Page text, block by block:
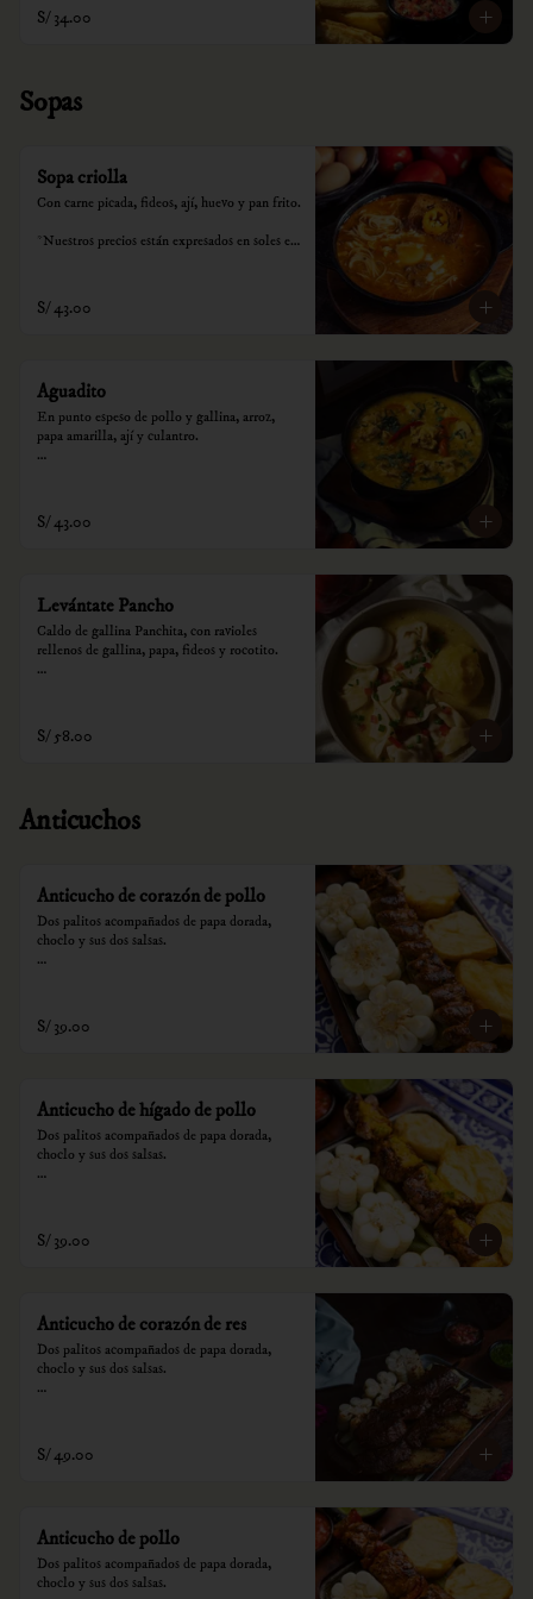
S/ 34.00
Sopas
Sopa criolla
Con carne picada, fideos, ají, huevo y pan frito.
*Nuestros precios están expresados en soles e
S/ 43.00
Aguadito
En punto espeso de pollo y gallina, arroz,
papa amarilla, ají y culantro.
consumo.
S/ 43.00
Levántate Pancho
Caldo de gallina Panchita, con ravioles
rellenos de gallina, papa, fideos y rocotito.
consumo.
S/ 58.00
Anticuchos
Anticucho de corazón de pollo
Dos palitos acompañados de papa dorada,
choclo y sus dos salsas.
consumo.
S/ 39.00
Anticucho de hígado de pollo
Dos palitos acompañados de papa dorada,
choclo y sus dos salsas.
consumo.
S/ 39.00
Anticucho de corazón de res
Dos palitos acompañados de papa dorada,
choclo y sus dos salsas.
consumo.
S/ 49.00
Anticucho de pollo
Dos palitos acompañados de papa dorada,
choclo y sus dos salsas.